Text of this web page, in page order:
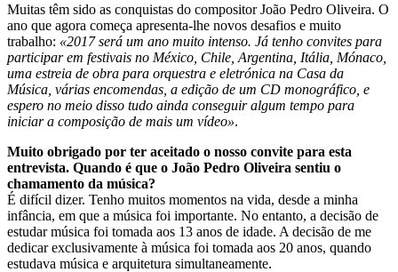
Muitas têm sido as conquistas do compositor João Pedro Oliveira. O
ano que agora começa apresenta-lhe novos desafios e muito
trabalho: «2017 será um ano muito intenso. Já tenho convites para
participar em festivais no México, Chile, Argentina, Itália, Mónaco,
uma estreia de obra para orquestra e eletrónica na Casa da
Música, várias encomendas, a edição de um CD monográfico, e
espero no meio disso tudo ainda conseguir algum tempo para
iniciar a composição de mais um vídeo».
Muito obrigado por ter aceitado o nosso convite para esta
entrevista. Quando é que o João Pedro Oliveira sentiu o
chamamento da música?
É difícil dizer. Tenho muitos momentos na vida, desde a minha
infância, em que a música foi importante. No entanto, a decisão de
estudar música foi tomada aos 13 anos de idade. A decisão de me
dedicar exclusivamente à música foi tomada aos 20 anos, quando
estudava música e arquitetura simultaneamente.